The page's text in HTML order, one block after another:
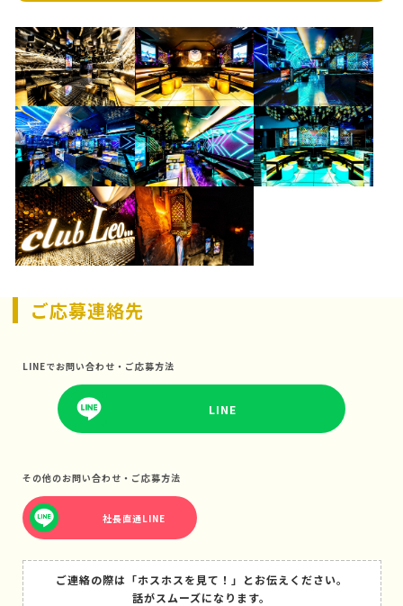
ご応募連絡先
LINEでお問い合わせ・ご応募方法
LINE
その他のお問い合わせ・ご応募方法
社長直通LINE
ご連絡の際は「ホスホスを見て！」とお伝えください。
話がスムーズになります。